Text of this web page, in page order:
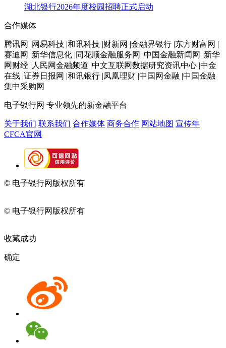
湖北银行2026年度校园招聘正式启动
合作媒体
腾讯网 |网易科技 |和讯科技 |财新网 |金融界银行 |东方财富网 |
赛迪网 |新华信息化 |同花顺金融服务网 |中国金融新闻网 |新华
网财经 |人民网金融频道 |中文互联网数据研究资讯中心 |中金
在线 |证券日报网 |和讯银行 |凤凰理财 |中国网金融 |中国金融
集中采购网
电子银行网 专业领先的新金融平台
关于我们 联系我们 合作媒体 商务合作 网站地图 宣传年
CFCA官网
© 电子银行网版权所有
© 电子银行网版权所有
收藏成功
确定